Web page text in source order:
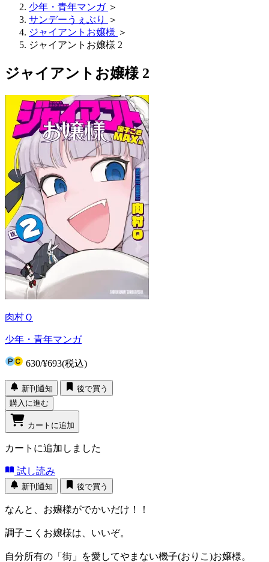
少年・青年マンガ ＞
サンデーうぇぶり
＞
ジャイアントお嬢様 ＞
ジャイアントお嬢様 2
ジャイアントお嬢様 2
肉村Ｑ
少年・青年マンガ
630/¥693(税込)
新刊通知
後で買う
購入に進む
カートに追加
カートに追加しました
試し読み
新刊通知 後で買う
なんと、お嬢様がでかいだけ！！
調子こくお嬢様は、いいぞ。
自分所有の「街」を愛してやまない機子(おりこ)お嬢様。